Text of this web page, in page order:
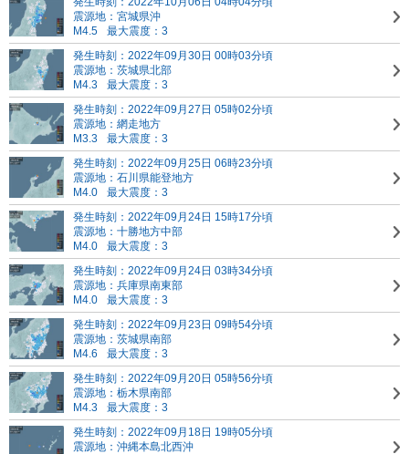
震源地：宮城県沖
M4.5
最大震度：3
発生時刻：2022年09月30日 00時03分頃
震源地：茨城県北部
M4.3
最大震度：3
発生時刻：2022年09月27日 05時02分頃
震源地：網走地方
M3.3
最大震度：3
発生時刻：2022年09月25日 06時23分頃
震源地：石川県能登地方
M4.0
最大震度：3
発生時刻：2022年09月24日 15時17分頃
震源地：十勝地方中部
M4.0
最大震度：3
発生時刻：2022年09月24日 03時34分頃
震源地：兵庫県南東部
M4.0
最大震度：3
発生時刻：2022年09月23日 09時54分頃
震源地：茨城県南部
M4.6
最大震度：3
発生時刻：2022年09月20日 05時56分頃
震源地：栃木県南部
M4.3
最大震度：3
発生時刻：2022年09月18日 19時05分頃
震源地：沖縄本島北西沖